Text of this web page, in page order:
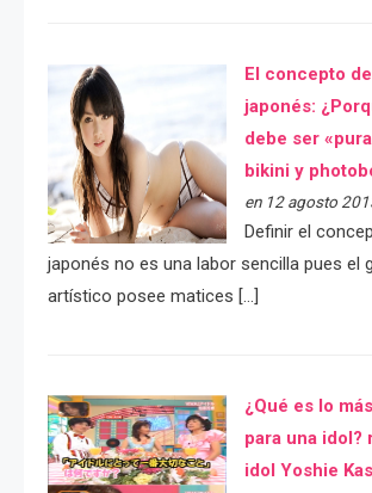
El concepto
japonés:
debe ser
bikini y
en 12 agosto
Definir el
japonés no es una labor sencilla pues el
artístico posee matices […]
¿Qué es lo
para una idol?
idol Yoshie